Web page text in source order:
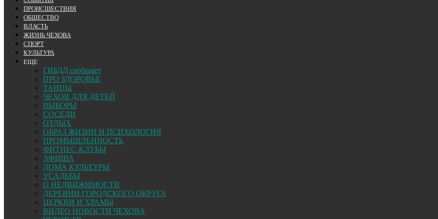
ПРОИСШЕСТВИЯ
ОБЩЕСТВО
ВЛАСТЬ
ЖИЗНЬ ЧЕХОВА
СПОРТ
КУЛЬТУРА
ЕЩЕ
ГИБДД сообщает
ПРО ЗДОРОВЬЕ
ТАНЦЫ
ЧЕХОВ ДЛЯ ДЕТЕЙ
ВЫБОРЫ
СОСЕДИ
ОТДЫХ
ОБРАЗ ЖИЗНИ И ПСИХОЛОГИЯ
ПРОМЫШЛЕННОСТЬ
ФИТНЕС-КЛУБЫ
АФИША
ДОМА КУЛЬТУРЫ
УСАДЬБЫ
О НЕДВИЖИМОСТИ
ДЕРЕВНИ ГОРОДСКОГО ОКРУГА
ЦЕРКВИ И ХРАМЫ
ВИДЕО НОВОСТИ ЧЕХОВА